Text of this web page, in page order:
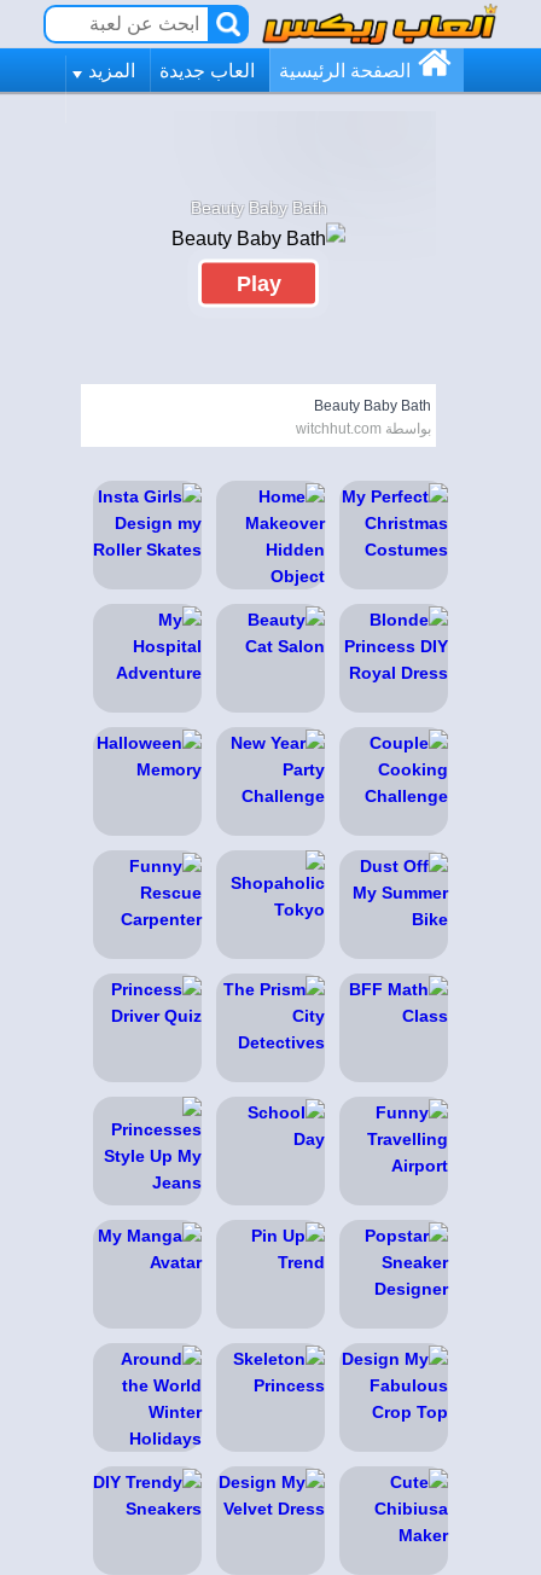
الصفحة الرئيسية العاب جديدة المزيد
Beauty Baby Bath
Play
Beauty Baby Bath
بواسطة witchhut.com